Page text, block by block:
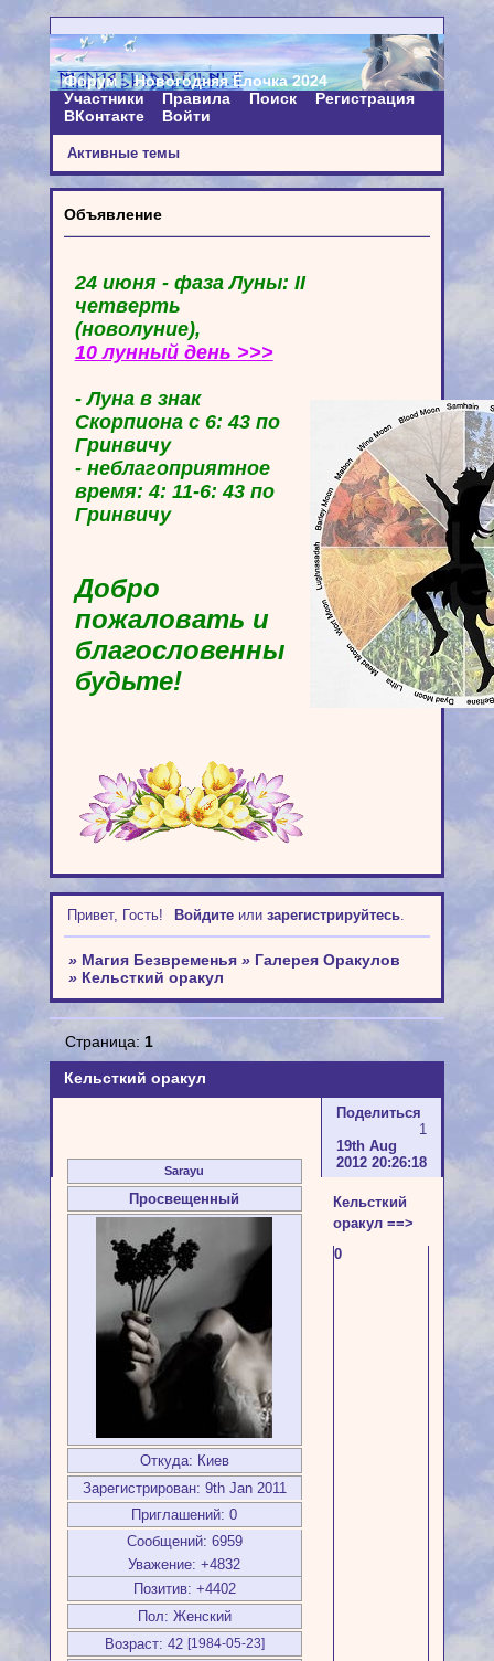
Форум
Новогодняя Ёлочка 2024
Участники
Правила Поиск
Регистрация
ВКонтакте
Войти
Активные темы
Объявление
24 июня - фаза Луны: II
четверть
(новолуние),
10 лунный день >>>
- Луна в знак
Скорпиона с 6: 43 по
Гринвичу
- неблагоприятное
время: 4: 11-6: 43 по
Гринвичу
Добро
пожаловать и
благословенны
будьте!
Привет, Гость! Войдитеили зарегистрируйтесь.
» Магия Безвременья » Галерея Оракулов
» Кельсткий оракул
Кельсткий оракул
Страница: 1
Поделиться
1
19th Aug
2012 20:26:18
Sarayu
Просвещенный
Откуда: Киев
Зарегистрирован: 9th Jan 2011
Приглашений: 0
Сообщений: 6959
Уважение: +4832
Позитив: +4402
Пол: Женский
Возраст: 42 [1984-05-23]
Кельсткий
оракул ==>
0